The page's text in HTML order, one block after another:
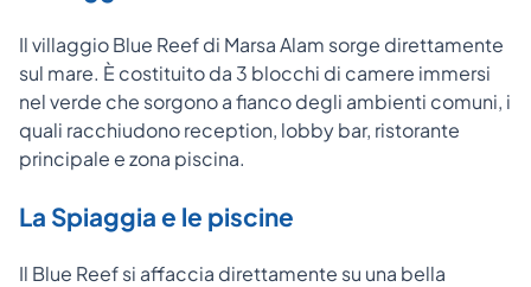
Il villaggio Blue Reef di Marsa Alam sorge direttamente
sul mare. È costituito da 3 blocchi di camere immersi
nel verde che sorgono a fianco degli ambienti comuni, i
quali racchiudono reception, lobby bar, ristorante
principale e zona piscina.
La Spiaggia e le piscine
Il Blue Reef si affaccia direttamente su una bella